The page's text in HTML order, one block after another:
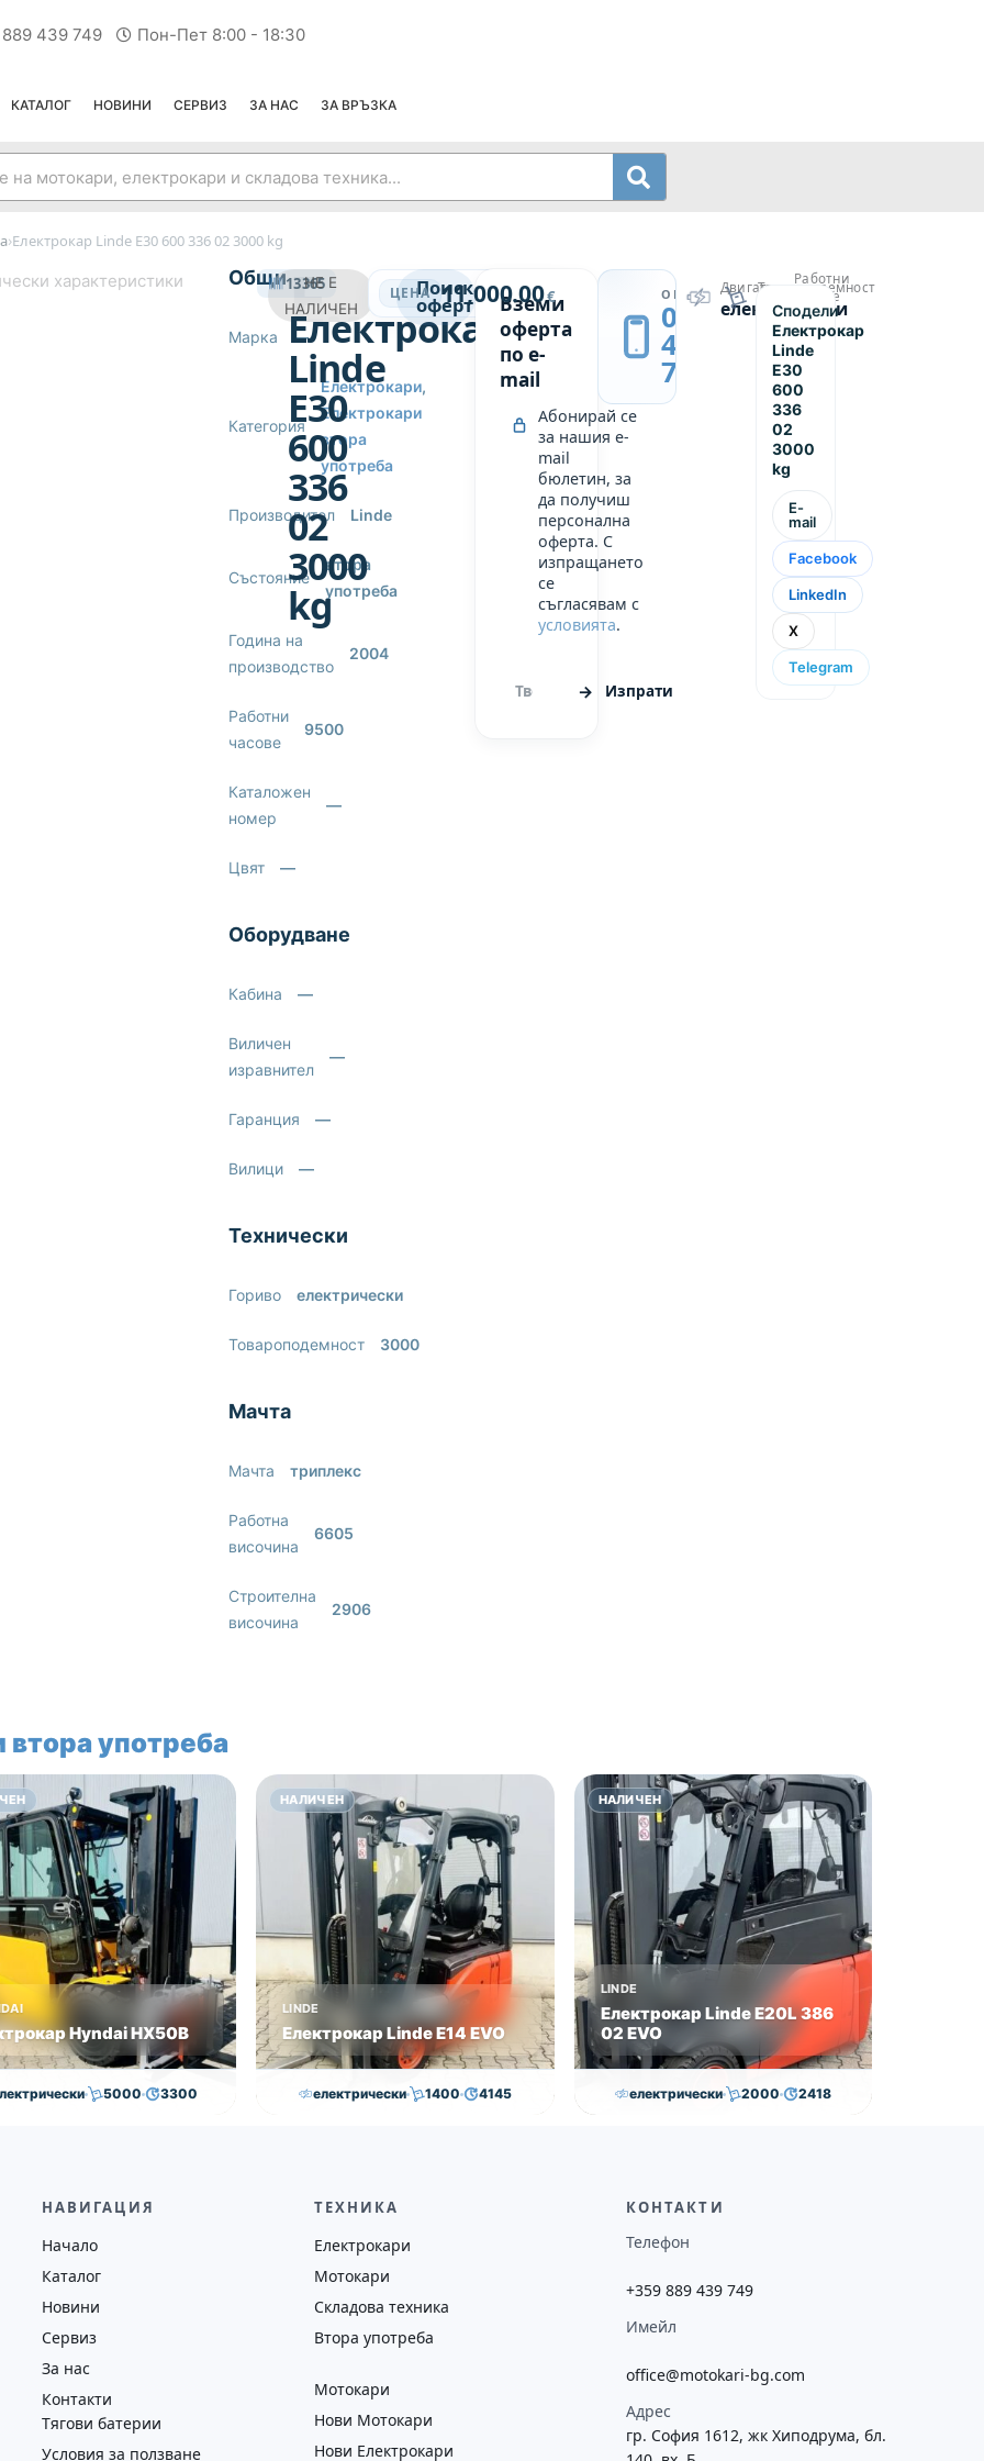
439 749 Пон-Пет 8:00 - 18:30
КАТАЛОГ НОВИНИ СЕРВИЗ ЗА НАС ЗА ВРЪЗКА
›Електрокар Linde E30 600 336 02 3000 kg
характеристики Общи
Марка —
Категория
Електрокари,
Електрокари
втора
употреба
Производител Linde
Състояние
втора
употреба
Година на
производство
2004
Работни
часове
9500
Каталожен
номер
—
Цвят —
Оборудване
Кабина —
Виличен
изравнител
—
Гаранция —
Вилици —
Технически
Гориво електрически
Товароподемност 3000
Мачта
Мачта триплекс
Работна
височина
6605
Строителна
височина
2906
13365
НЕ Е
НАЛИЧЕН
ЕЛЕКТРОКАРИ ВТОРА УПОТРЕБА
Електрокар
Linde
E30
600
336
02
3000
kg
ЦЕНА 11,000.00€
Поискай
оферта →
Вземи
оферта
по e-
mail
Абонирай се
за нашия e-
mail
бюлетин, за
да получиш
персонална
оферта. С
изпращането
се
съгласявам с
условията.
Изпрати
ОБАДИ СЕ
0889
439
749
Двигател
електрически
Товароподемност
3000
Работни
часове
9500
Сподели
Електрокар
Linde
E30
600
336
02
3000
kg
E-
mail
Facebook
LinkedIn
X
Telegram
втора употреба
Hyndai HX50B
5000 3300
2018 втора употреба
НАЛИЧЕН
LINDE
Електрокар Linde E14 EVO
електрически 1400 4145
2019
НАЛИЧЕН
LINDE
Електрокар Linde E20L 386
02 EVO
електрически 2000 2418
2019
НАВИГАЦИЯ
Начало
Каталог
Новини
Сервиз
За нас
Контакти
Тягови батерии
Условия за ползване
ТЕХНИКА
Електрокари
Мотокари
Складова техника
Втора употреба
Мотокари
Нови Мотокари
Нови Електрокари
КОНТАКТИ
Телефон
+359 889 439 749
Имейл
office@motokari-bg.com
Адрес
гр. София 1612, жк Хиподрума, бл.